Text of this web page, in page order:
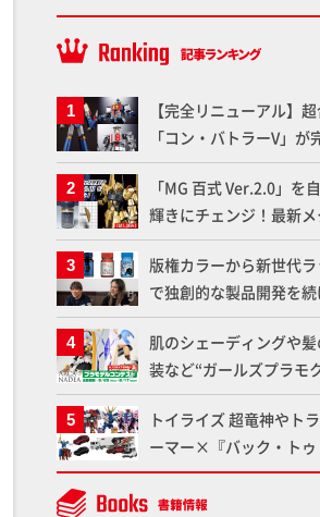
【完全リニューアル】
「コン・バトラーV」が
造形で登場！気になる
品の撮り下ろしでご紹
「大鉄人17」＆「ワン
ット情報もお届け！【
魂】
「MG 百式 Ver.2.0」を
輝きにチェンジ！最新
塗料を使ってより金属
仕上がりに!!【試し読み
版権カラーから新世代
で独創的な製品開発を
イアノーツ」に塗料開
ラッカー塗料の未来に
タビュー！
肌のシェーディングや
装など“ガールズプラモ
ィアップ術”で仕上げる
ム作例「白騎士ソフィ
成！【「アルカナディ
ルコンテスト」～8月17
11:59まで応募受付中】
トイライズ 超竜神やト
ーマー×『バック・トゥ
ューチャー』コラボア
ど、タカラトミーの注目